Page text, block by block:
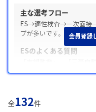
主な選考フロー
ES→適性検査→一次面接
プが多いです。
ESのよくある質問
多いです。
テストがあった / CUBIC
会員登録
全132件